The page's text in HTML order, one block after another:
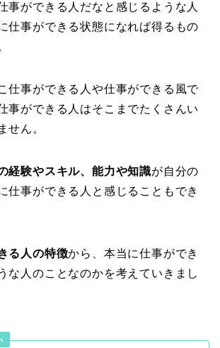
事ができる人だなと感じるような人
仕事ができる状態になれば得るもの
仕事ができる人や仕事ができる風で
事ができる人はそこまでたくさんい
せん。
経験やスキル、能力や知識が自分の
仕事ができる人と感じることもでき
る人の特徴から、本当に仕事ができ
な人のことなのかを考えていきまし